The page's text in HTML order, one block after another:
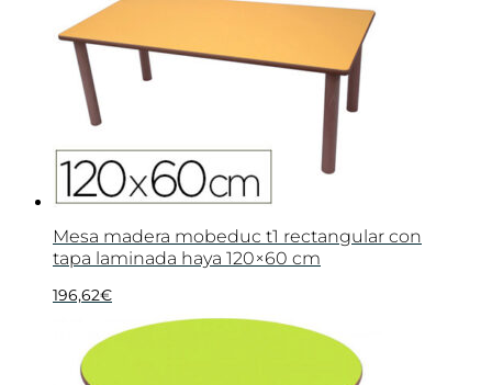
Mesa madera mobeduc t1 rectangular con
tapa laminada haya 120×60 cm
196,62€